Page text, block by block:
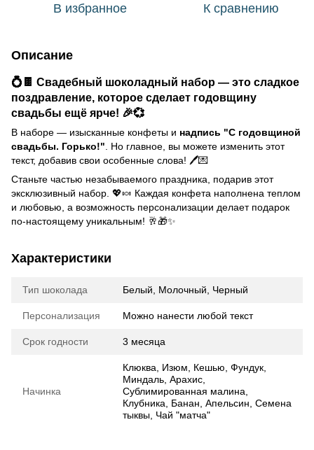
В избранное К сравнению
Описание
💍🍫 Свадебный шоколадный набор — это сладкое
поздравление, которое сделает годовщину
свадьбы ещё ярче! 🎉💞
В наборе — изысканные конфеты и надпись "С годовщиной
свадьбы. Горько!" . Но главное, вы можете изменить этот
текст, добавив свои особенные слова! 🖊️💌
Станьте частью незабываемого праздника, подарив этот
эксклюзивный набор. 💖🍬 Каждая конфета наполнена теплом
и любовью, а возможность персонализации делает подарок
по-настоящему уникальным! 🥂🎁✨
Характеристики
Тип шоколада Белый, Молочный, Черный
Персонализация Можно нанести любой текст
Срок годности 3 месяца
Начинка
Клюква, Изюм, Кешью, Фундук,
Миндаль, Арахис,
Сублимированная малина,
Клубника, Банан, Апельсин, Семена
тыквы, Чай "матча"